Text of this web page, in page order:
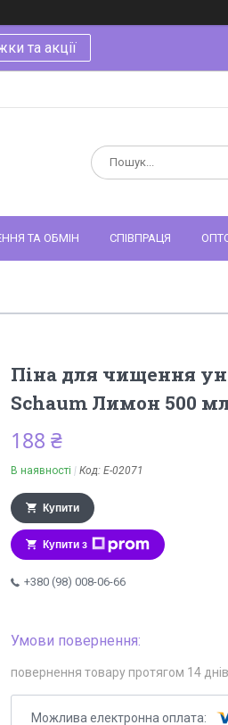
та акції
ТА ОБМІН СПІВПРАЦЯ
Піна для чищення
Schaum Лимон 500
188 ₴
В наявності Код: Е-02071
Купити
Купити з
+380 (98) 008-06-66
повернення товару протягом 14 днів